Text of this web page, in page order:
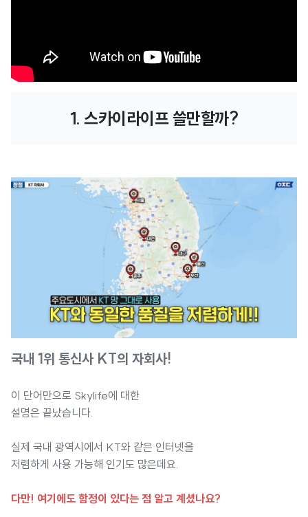
1. 스카이라이프 쓸만할까?
국내 1위 통신사 KT의 자회사!
이 단어만으로 Skylife에 대한
설명은 끝났습니다.
실제 국내 광역시에서 KT와 같은 인터넷을
저렴하게 사용 가능해 인기도 많은데요.
다만! 여기에도 함정이 있다는 점 알고 계셨나요?